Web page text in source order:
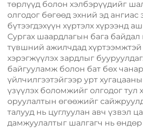
төрлүүд болон хэлбэрүүдийг
олгодог бөгөөд эхний эд ангиас
бүтээгдэхүүн хүртэлх хүрээнд
Сургах шаардлагын бага
түвшний ажилчдад хүртээмжтэй
хэрэгжүүлэх зардлыг
байгууламж болон бат бөх
үйлчилгээтэйгээр урт
үзүүлэх боломжийг олгодог тул
оруулалтын өгөөжийг
талууд нь цуглуулан авч үзвэл
дамжуулалтыг шалгагч нь